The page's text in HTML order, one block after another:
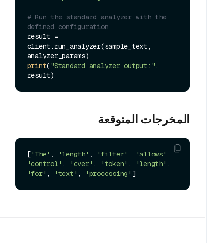
# Run the standard analyzer with the
defined configuration
result =
client.run_analyzer(sample_text,
print( "Standard analyzer output:" ,
المخرجات المتوقعة
[ 'The' , 'length' , 'filter' , 'allows'
,
'control' , 'over' , 'token' , 'length'
'for' , 'text' , 'processing'